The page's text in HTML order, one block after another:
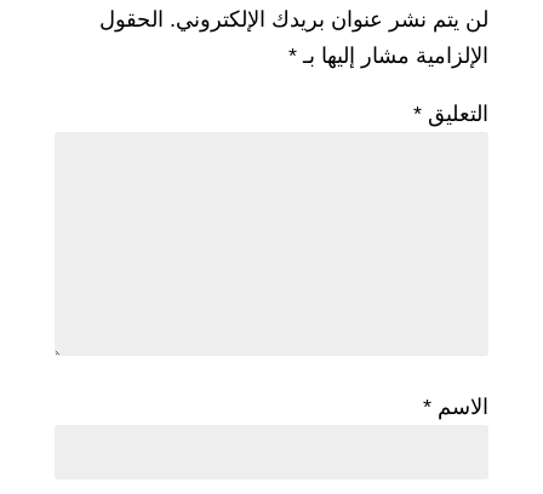
لن يتم نشر عنوان بريدك الإلكتروني. الحقول
الإلزامية مشار إليها بـ *
التعليق *
الاسم *